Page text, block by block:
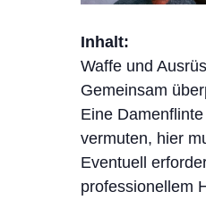
Inhalt:
Waffe und
Gemeinsam
Eine
vermuten, hier
Eventuell
professionellem